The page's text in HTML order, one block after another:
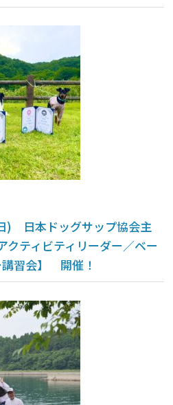
) 日本ドッグサップ協会主
ティビティリーダー／ベー
講習会】 開催！